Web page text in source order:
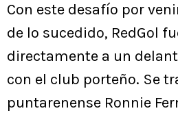
Con este desafío por
de lo sucedido, RedGol
directamente a un
con el club porteño. Se
puntarenense Ronnie